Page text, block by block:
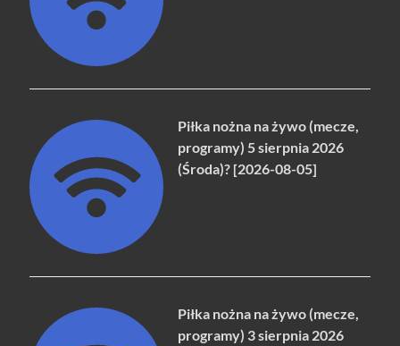
Piłka nożna na żywo (mecze,
programy) 5 sierpnia 2026
(Środa)? [2026-08-05]
Piłka nożna na żywo (mecze,
programy) 3 sierpnia 2026